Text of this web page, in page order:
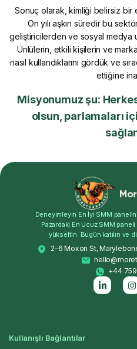
Sonuç olarak, kimliği belirsiz bir
On yılı aşkın süredir bu
geliştiricilerden ve sosyal medya
Ünlülerin, etkili kişilerin ve
nasıl kullandıklarını gördük ve
ettiğine
Misyonumuz şu:
olsun, parlamaları
Deneyimleyin En İyi SMM
Pazardaki En Ucuz SMM
yükseltin. Bugün katılın ve
2–6 Moxon St,
+44
Kullanışlı Bağlantılar